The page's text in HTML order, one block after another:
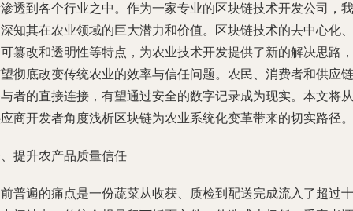
透到各个行业之中。作为一家专业的区块链技术开发公司，我
知其在农业领域的巨大潜力和价值。区块链技术的去中心化、
篡改和透明性等特点，为农业技术开发提供了新的解决思路，
彻底改变传统农业的效率与信任问题。农民、消费者和供应链
者的直接连接，有望通过安全的数字记录成为现实。本文将从
商开发者角度浅析区块链为农业系统化变革带来的切实路径。
提升农产品质量信任
普遍的痛点是一份蔬菜从收获、质检到配送完成流入了超过十